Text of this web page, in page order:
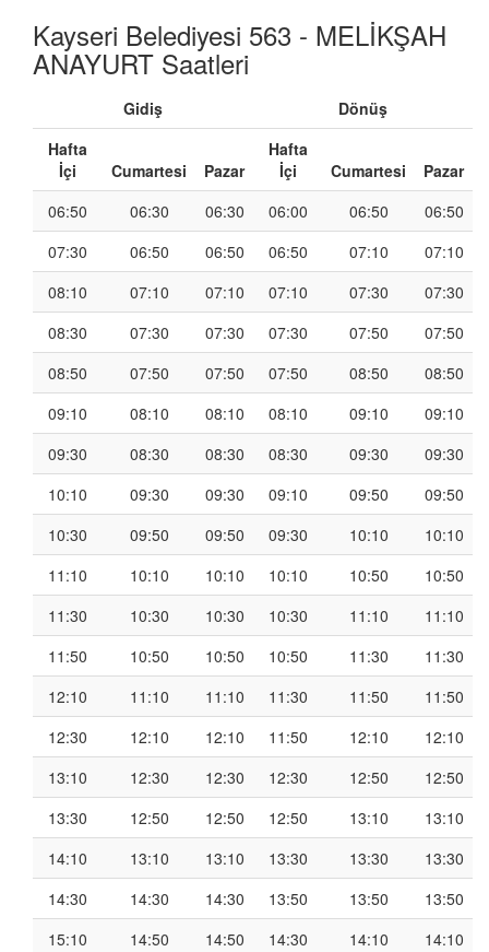
Kayseri Belediyesi 563 - MELİKŞAH
ANAYURT Saatleri
Gidiş
Dönüş
Hafta
İçi
Cumartesi Pazar
Hafta
İçi
Cumartesi
Pazar
06:50
06:30 06:30 06:00 06:50
06:50
07:30
06:50 06:50 06:50 07:10
07:10
08:10
07:10 07:10 07:10 07:30
07:30
08:30
07:30 07:30 07:30 07:50
07:50
08:50
07:50 07:50 07:50 08:50
08:50
09:10
08:10 08:10 08:10 09:10
09:10
09:30
08:30 08:30 08:30 09:30
09:30
10:10
09:30 09:30 09:10 09:50
09:50
10:30
09:50 09:50 09:30 10:10
10:10
11:10
10:10 10:10 10:10 10:50
10:50
11:30
10:30 10:30 10:30 11:10
11:10
11:50
10:50 10:50 10:50 11:30
11:30
12:10
11:10 11:10 11:30 11:50
11:50
12:30
12:10 12:10 11:50 12:10
12:10
13:10
12:30 12:30 12:30 12:50
12:50
13:30
12:50 12:50 12:50 13:10
13:10
14:10
13:10 13:10 13:30 13:30
13:30
14:30
14:30 14:30 13:50 13:50
13:50
15:10
14:50 14:50 14:30 14:10
14:10